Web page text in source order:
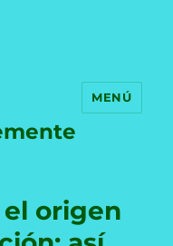
MENÚ
origen